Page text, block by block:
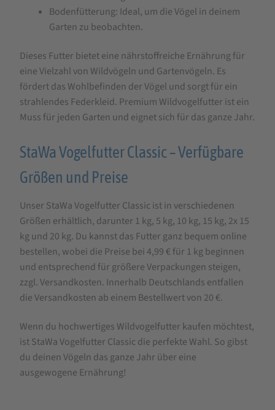
Bodenfütterung: Ideal, um die Vögel in deinem
Garten zu beobachten.
Dieses Futter bietet eine nährstoffreiche Ernährung für
eine Vielzahl von Wildvögeln und Gartenvögeln. Es
fördert das Wohlbefinden der Vögel und sorgt für ein
strahlendes Federkleid. Premium Wildvogelfutter ist ein
Muss für jeden Garten und eignet sich für das ganze Jahr.
StaWa Vogelfutter Classic – Verfügbare
Größen und Preise
Unser StaWa Vogelfutter Classic ist in verschiedenen
Größen erhältlich, darunter 1 kg, 5 kg, 10 kg, 15 kg, 2x 15
kg und 20 kg. Du kannst das Futter ganz bequem online
bestellen, wobei die Preise bei 4,99 € für 1 kg beginnen
und entsprechend für größere Verpackungen steigen,
zzgl. Versandkosten. Innerhalb Deutschlands entfallen
die Versandkosten ab einem Bestellwert von 20 €.
Wenn du hochwertiges Wildvogelfutter kaufen möchtest,
ist StaWa Vogelfutter Classic die perfekte Wahl. So gibst
du deinen Vögeln das ganze Jahr über eine
ausgewogene Ernährung!